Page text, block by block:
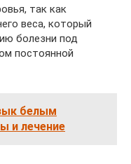
так как
веса, который
болезни под
постоянной
белым
и лечение